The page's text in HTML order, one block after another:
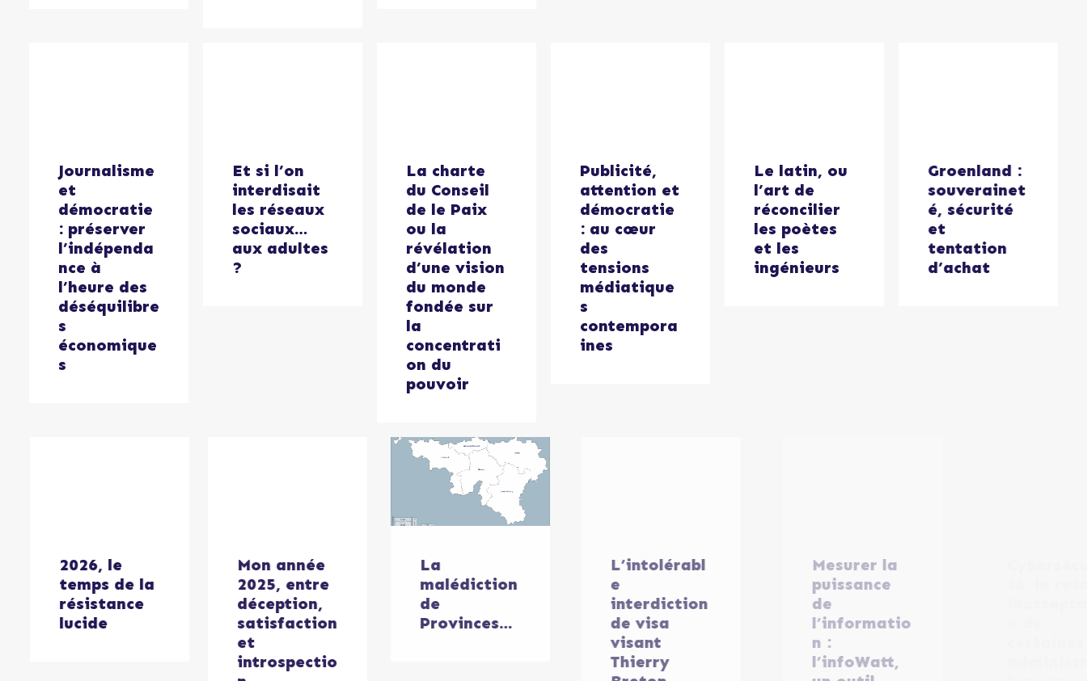
Journalisme
et
démocratie
: préserver
l’indépenda
nce à
l’heure des
déséquilibre
s
économique
s
Et si l’on
interdisait
les réseaux
sociaux…
aux adultes
?
La charte
du Conseil
de le Paix
ou la
révélation
d’une vision
du monde
fondée sur
la
concentrati
on du
pouvoir
Publicité,
attention et
démocratie
: au cœur
des
tensions
médiatique
s
contempora
ines
Le latin, ou
l’art de
réconcilier
les poètes
et les
ingénieurs
Groenland :
souverainet
é, sécurité
et
tentation
d’achat
2026, le
temps de la
résistance
lucide
Mon année
2025, entre
déception,
satisfaction
et
introspectio
La
malédiction
de
Provinces…
L’intolérabl
interdiction
de visa
visant
Thierry
Mesurer la
puissance
l’informatio
l’infoWatt,